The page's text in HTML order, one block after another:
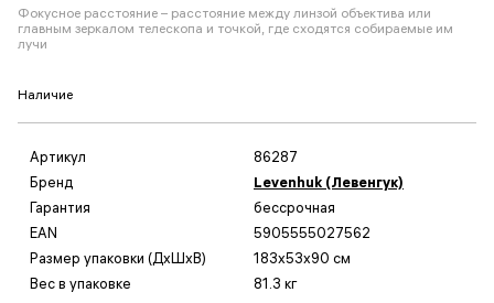
Фокусное расстояние – расстояние между линзой объектива или
главным зеркалом телескопа и точкой, где сходятся собираемые им
лучи
Наличие
Артикул
86287
Бренд
Levenhuk (Левенгук)
Гарантия
бессрочная
EAN
5905555027562
Размер упаковки (ДxШxВ)
183x53x90 см
Вес в упаковке
81.3 кг